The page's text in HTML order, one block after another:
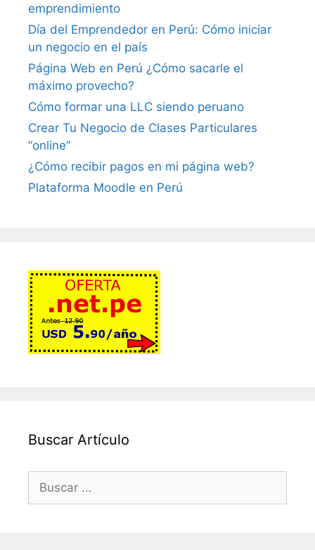
emprendimiento
Día del Emprendedor en Perú: Cómo iniciar
un negocio en el país
Página Web en Perú ¿Cómo sacarle el
máximo provecho?
Cómo formar una LLC siendo peruano
Crear Tu Negocio de Clases Particulares
“online”
¿Cómo recibir pagos en mi página web?
Plataforma Moodle en Perú
Buscar Artículo